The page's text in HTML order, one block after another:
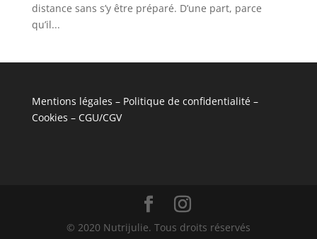
distance sans s’y être préparé. D’une part, parce
qu’il...
Mentions légales – Politique de confidentialité –
Cookies – CGU/CGV
© 2020 Nutrijulie. Tous droits réservés